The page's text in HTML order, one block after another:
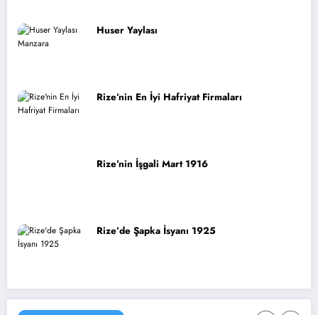
Huser Yaylası
Rize’nin En İyi Hafriyat Firmaları
Rize’nin İşgali Mart 1916
Rize’de Şapka İsyanı 1925